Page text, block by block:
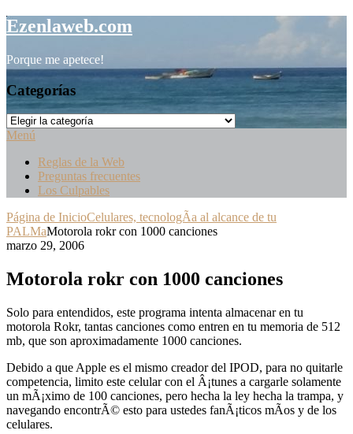
Saltar
al
Ezenlaweb.com
Porque me apetece!
Categorías
Categorías
Menú
Reglas de la Web
Preguntas frecuentes
Los Culpables
Página de InicioCelulares, tecnologÃ­a al alcance de tu
PALMaMotorola rokr con 1000 canciones
marzo 29, 2006
Motorola rokr con 1000 canciones
Solo para entendidos, este programa intenta almacenar en tu
motorola Rokr, tantas canciones como entren en tu memoria de 512
mb, que son aproximadamente 1000 canciones.
Debido a que Apple es el mismo creador del IPOD, para no quitarle
competencia, limito este celular con el Â¡tunes a cargarle solamente
un mÃ¡ximo de 100 canciones, pero hecha la ley hecha la trampa, y
navegando encontrÃ© esto para ustedes fanÃ¡ticos mÃ­os y de los
celulares.